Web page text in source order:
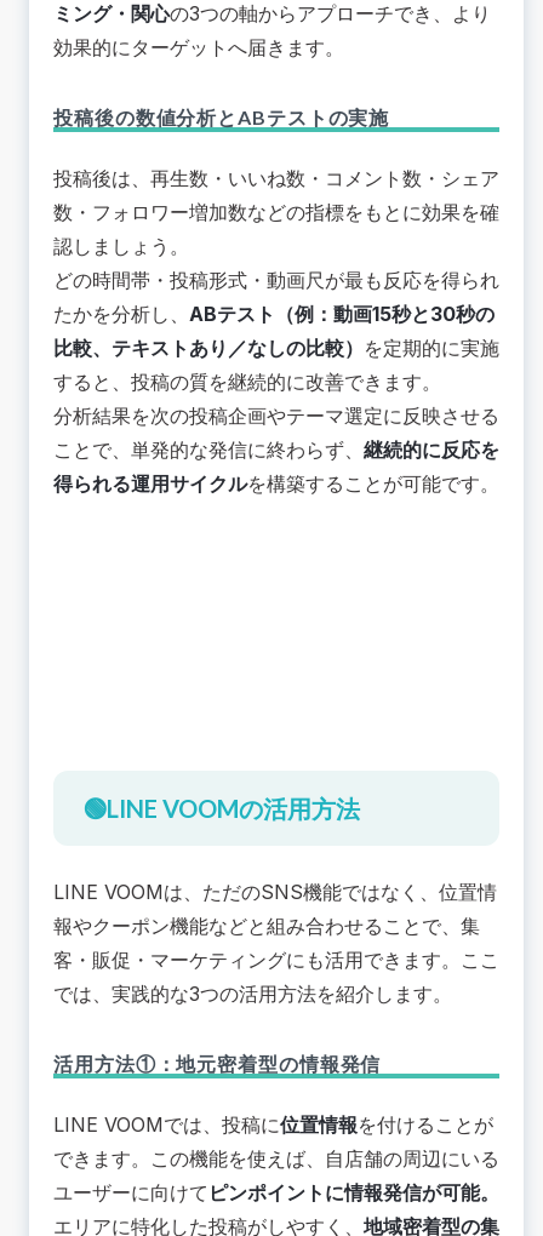
ミング・関心の3つの軸からアプローチでき、より
効果的にターゲットへ届きます。
投稿後の数値分析とABテストの実施
投稿後は、再生数・いいね数・コメント数・シェア
数・フォロワー増加数などの指標をもとに効果を確
認しましょう。
どの時間帯・投稿形式・動画尺が最も反応を得られ
たかを分析し、 ABテスト（例：動画15秒と30秒の
比較、テキストあり／なしの比較） を定期的に実施
すると、投稿の質を継続的に改善できます。
分析結果を次の投稿企画やテーマ選定に反映させる
ことで、単発的な発信に終わらず、 継続的に反応を
得られる運用サイクルを構築することが可能です。
🟢LINE VOOMの活用方法
LINE VOOMは、ただのSNS機能ではなく、位置情
報やクーポン機能などと組み合わせることで、集
客・販促・マーケティングにも活用できます。ここ
では、実践的な3つの活用方法を紹介します。
活用方法①：地元密着型の情報発信
LINE VOOMでは、投稿に位置情報を付けることが
できます。この機能を使えば、自店舗の周辺にいる
ユーザーに向けて ピンポイントに情報発信が可能。
エリアに特化した投稿がしやすく、 地域密着型の集